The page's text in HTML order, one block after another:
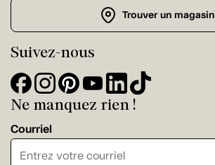
Trouver un magasin
Suivez-nous
Ne manquez rien !
Courriel